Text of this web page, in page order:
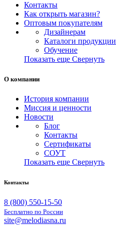
Контакты
Как открыть магазин?
Оптовым покупателям
Дизайнерам
Каталоги продукции
Обучение
Показать еще Свернуть
О компании
История компании
Миссия и ценности
Новости
Блог
Контакты
Сертификаты
СОУТ
Показать еще Свернуть
Контакты
8 (800) 550-15-50
Бесплатно по России
site@melodiasna.ru